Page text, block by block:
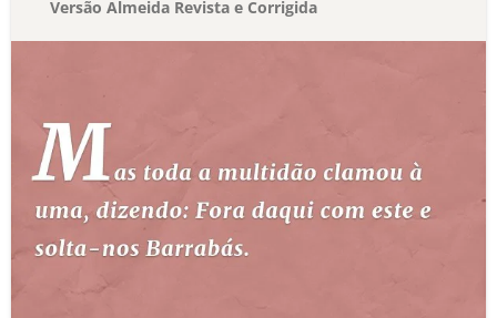
Versão Almeida Revista e Corrigida